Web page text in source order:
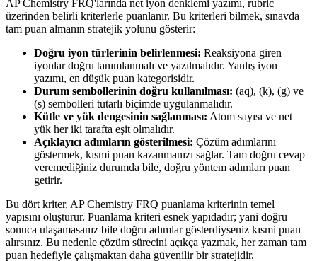
AP Chemistry FRQ'larında net iyon denklemi yazımı, rubric
üzerinden belirli kriterlerle puanlanır. Bu kriterleri bilmek, sınavda
tam puan almanın stratejik yolunu gösterir:
Doğru iyon türlerinin belirlenmesi: Reaksiyona giren
iyonlar doğru tanımlanmalı ve yazılmalıdır. Yanlış iyon
yazımı, en düşük puan kategorisidir.
Durum sembollerinin doğru kullanılması: (aq), (k), (g) ve
(s) sembolleri tutarlı biçimde uygulanmalıdır.
Kütle ve yük dengesinin sağlanması: Atom sayısı ve net
yük her iki tarafta eşit olmalıdır.
Açıklayıcı adımların gösterilmesi: Çözüm adımlarını
göstermek, kısmi puan kazanmanızı sağlar. Tam doğru cevap
veremediğiniz durumda bile, doğru yöntem adımları puan
getirir.
Bu dört kriter, AP Chemistry FRQ puanlama kriterinin temel
yapısını oluşturur. Puanlama kriteri esnek yapıdadır; yani doğru
sonuca ulaşamasanız bile doğru adımlar gösterdiyseniz kısmi puan
alırsınız. Bu nedenle çözüm sürecini açıkça yazmak, her zaman tam
puan hedefiyle çalışmaktan daha güvenilir bir stratejidir.